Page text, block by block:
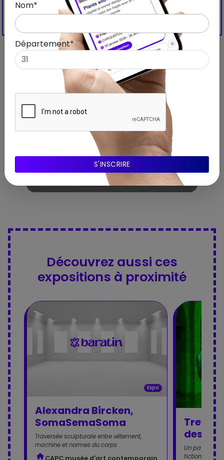
A propos de l'expo
Vibeke Mascini au CAPC Bordeaux :
une exposition contemporaine
entre nature et énergie
Consulter
Découvrez aussi ces
expositions à proximité
Expo
Alexandra Bircken,
SomaSemaSoma
Traversée sculpturale entre vêtement,
machine et normes du corps
Trevor
des
Un paysage
fiction se
Nom*
Département*